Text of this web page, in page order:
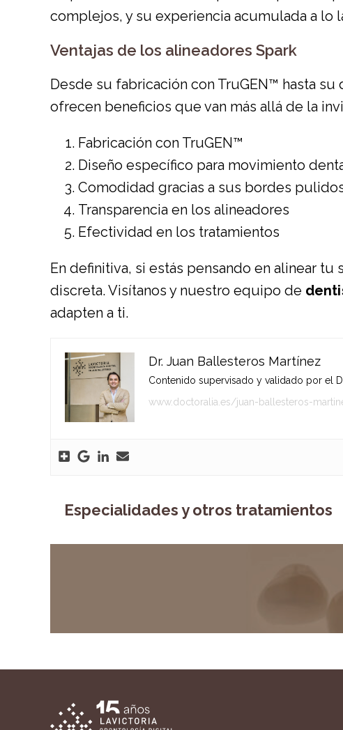
complejos, y su experiencia acumulada a lo
Ventajas de los alineadores Spark
Desde su fabricación con TruGEN™ hasta
ofrecen beneficios que van más allá de la
Fabricación con TruGEN™
Diseño específico para movimiento
Comodidad gracias a sus bordes
Transparencia en los alineadores
Efectividad en los tratamientos
En definitiva, si estás pensando en alinear
discreta. Visítanos y nuestro equipo de
adapten a ti.
Dr. Juan Ballesteros Martínez
Contenido supervisado y validado por el
www.doctoralia.es/juan-ballesteros-
Especialidades y otros tratamientos